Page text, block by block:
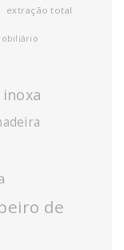
extração total
inoxa
de